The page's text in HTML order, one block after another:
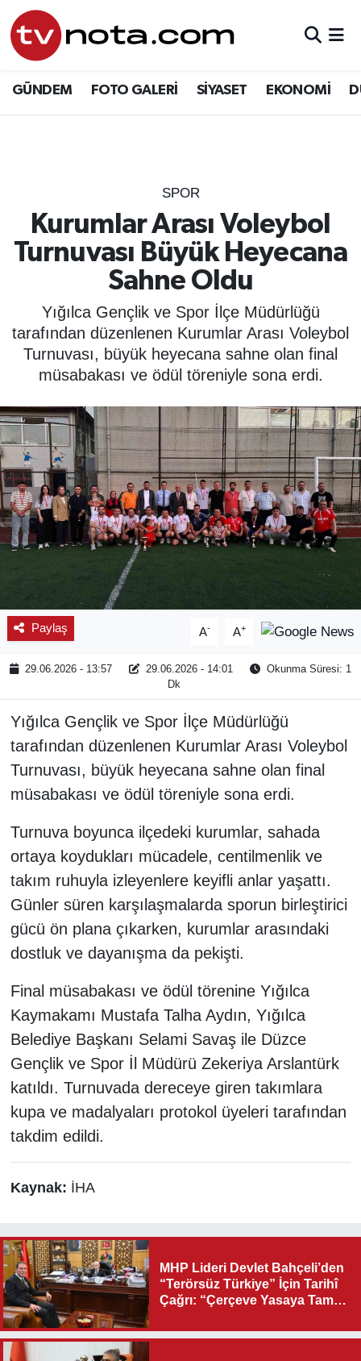
GÜNDEM FOTO GALERİ SİYASET EKONOMİ
SPOR
Kurumlar Arası Voleybol
Turnuvası Büyük Heyecana
Sahne Oldu
Yığılca Gençlik ve Spor İlçe Müdürlüğü
tarafından düzenlenen Kurumlar Arası Voleybol
Turnuvası, büyük heyecana sahne olan final
müsabakası ve ödül töreniyle sona erdi.
Paylaş A- A+
29.06.2026 - 13:57 29.06.2026 - 14:01
Okunma Süresi: 1
Dk
Yığılca Gençlik ve Spor İlçe Müdürlüğü
tarafından düzenlenen Kurumlar Arası Voleybol
Turnuvası, büyük heyecana sahne olan final
müsabakası ve ödül töreniyle sona erdi.
Turnuva boyunca ilçedeki kurumlar, sahada
ortaya koydukları mücadele, centilmenlik ve
takım ruhuyla izleyenlere keyifli anlar yaşattı.
Günler süren karşılaşmalarda sporun birleştirici
gücü ön plana çıkarken, kurumlar arasındaki
dostluk ve dayanışma da pekişti.
Final müsabakası ve ödül törenine Yığılca
Kaymakamı Mustafa Talha Aydın, Yığılca
Belediye Başkanı Selami Savaş ile Düzce
Gençlik ve Spor İl Müdürü Zekeriya Arslantürk
katıldı. Turnuvada dereceye giren takımlara
kupa ve madalyaları protokol üyeleri tarafından
takdim edildi.
Kaynak: İHA
MHP Lideri Devlet Bahçeli’den
“Terörsüz Türkiye” İçin Tarihî
Çağrı: “Çerçeve Yasaya Tam
GÜNDEM
YURT
EĞİTİM
ÖZEL HABER
SAĞLIK
ÇEVRE
YAŞAM
BİLİM - TEKNOLOJİ
KADIN
KÜLTÜR SANAT
MAGAZİN
Hava Durumu
Son Dakika Haberleri
Haber Arşivi